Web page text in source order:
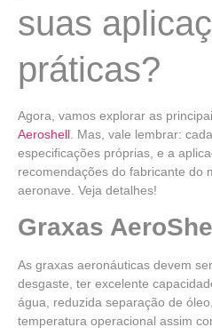
suas
práticas?
Agora, vamos explorar as
Aeroshell . Mas, vale lembrar:
especificações próprias, e a
recomendações do fabricante do
aeronave. Veja detalhes!
Graxas
As graxas aeronáuticas devem
desgaste, ter excelente
água, reduzida separação de
temperatura operacional assim